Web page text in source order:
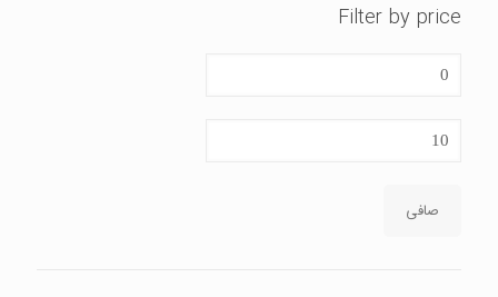
Filter by price
قیمت
قيمت
صافی